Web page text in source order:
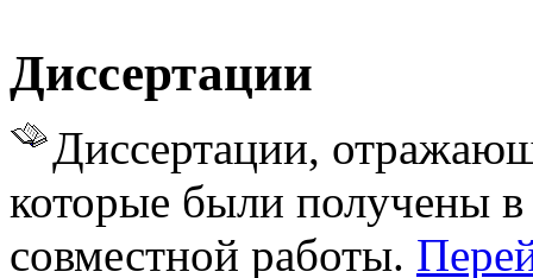
Диссертации
Диссертации,
которые были получены в
совместной работы.